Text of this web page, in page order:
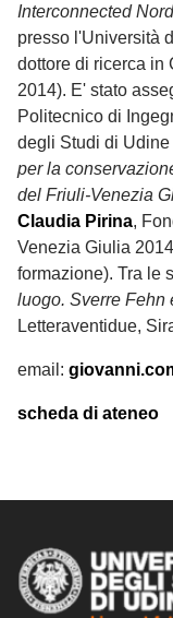
Interconnected
presso l'Università
dottore di ricerca in
2014). E' stato
Politecnico di
degli Studi di Udine
per la
del Friuli-Venezia
Claudia Pirina,
Venezia Giulia
formazione). Tra le
luogo. Sverre Fehn
Letteraventidue,
email:
scheda di ateneo